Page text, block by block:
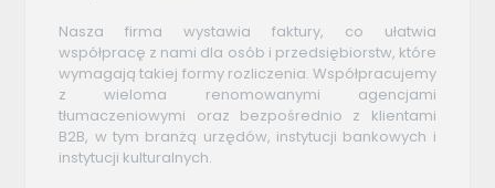
Nasza firma wystawia faktury, co ułatwia
współpracę z nami dla osób i przedsiębiorstw, które
wymagają takiej formy rozliczenia. Współpracujemy
z wieloma renomowanymi agencjami
tłumaczeniowymi oraz bezpośrednio z klientami
B2B, w tym branżą urzędów, instytucji bankowych i
instytucji kulturalnych.